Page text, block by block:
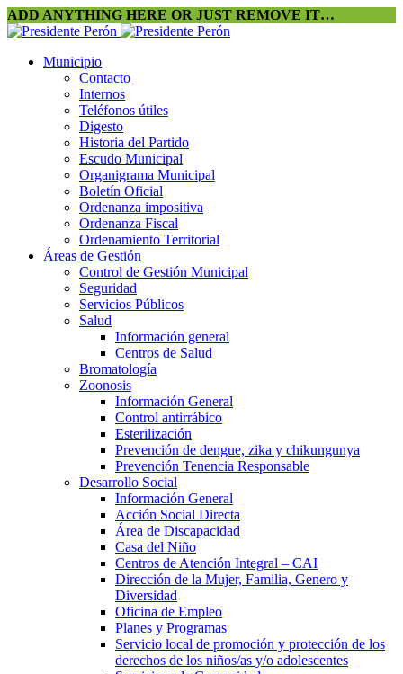
ADD ANYTHING HERE OR JUST REMOVE IT…
Municipio
Contacto
Internos
Teléfonos útiles
Digesto
Historia del Partido
Escudo Municipal
Organigrama Municipal
Boletín Oficial
Ordenanza impositiva
Ordenanza Fiscal
Ordenamiento Territorial
Áreas de Gestión
Control de Gestión Municipal
Seguridad
Servicios Públicos
Salud
Información general
Centros de Salud
Bromatología
Zoonosis
Información General
Control antirrábico
Esterilización
Prevención de dengue, zika y chikungunya
Prevención Tenencia Responsable
Desarrollo Social
Información General
Acción Social Directa
Área de Discapacidad
Casa del Niño
Centros de Atención Integral – CAI
Dirección de la Mujer, Familia, Genero y
Diversidad
Oficina de Empleo
Planes y Programas
Servicio local de promoción y protección de los
derechos de los niños/as y/o adolescentes